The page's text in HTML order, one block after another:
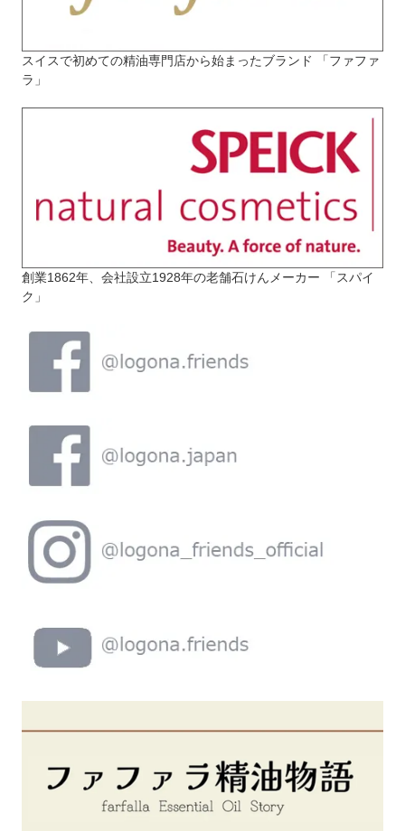
スイスで初めての精油専門店から始まったブランド 「ファファ
ラ」
創業1862年、会社設立1928年の老舗石けんメーカー 「スパイ
ク」